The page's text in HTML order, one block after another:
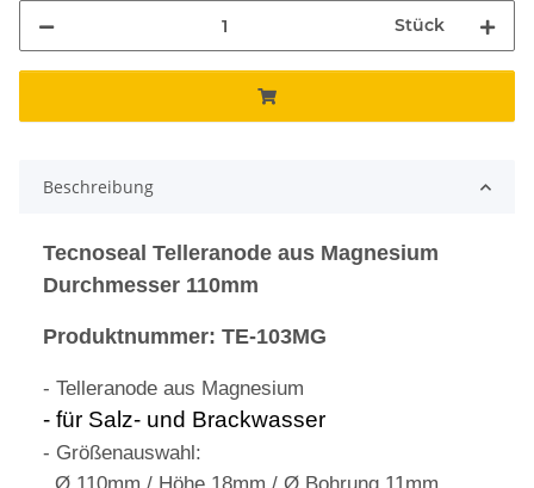
Stück
Beschreibung
Tecnoseal Telleranode aus Magnesium
Durchmesser 110mm
Produktnummer: TE-103MG
- Telleranode aus Magnesium
- für Salz- und Brackwasser
- Größenauswahl: